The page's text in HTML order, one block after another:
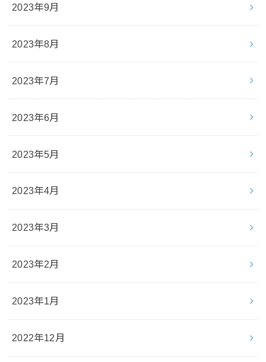
2023年9月
2023年8月
2023年7月
2023年6月
2023年5月
2023年4月
2023年3月
2023年2月
2023年1月
2022年12月